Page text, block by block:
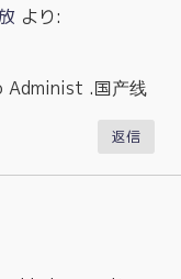
より:
.国产线
返信